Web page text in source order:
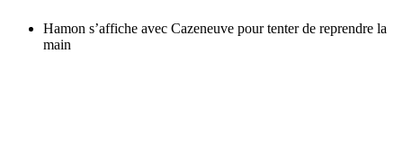
Hamon s’affiche avec Cazeneuve pour tenter de reprendre la
main